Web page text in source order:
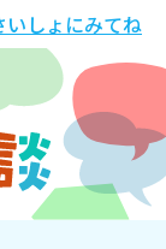
いしょにみてね